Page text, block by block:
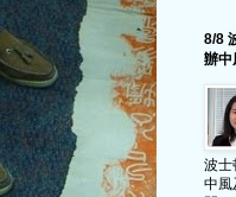
8/8
辦中
波士
中風